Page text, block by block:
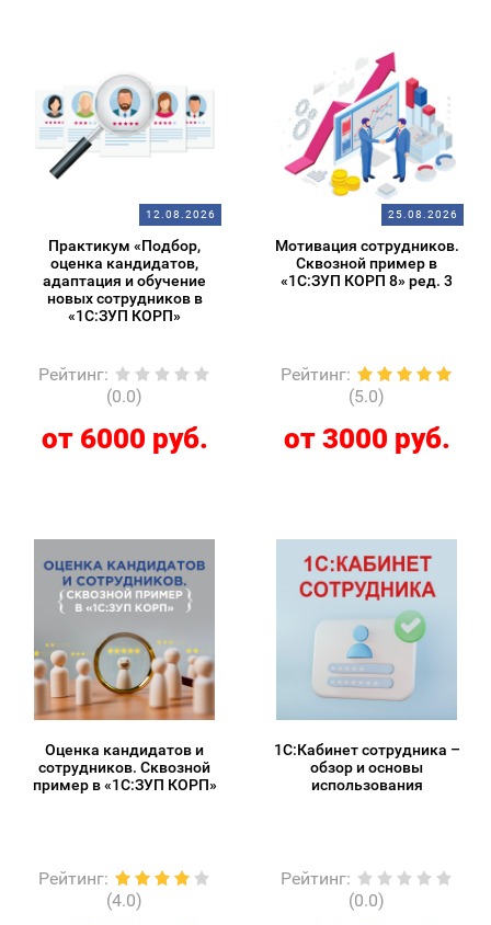
12.08.2026
Практикум «Подбор,
оценка кандидатов,
адаптация и обучение
новых сотрудников в
«1С:ЗУП КОРП»
Рейтинг:
(0.0)
от 6000 руб.
25.08.2026
Мотивация сотрудников.
Сквозной пример в
«1С:ЗУП КОРП 8» ред. 3
Рейтинг:
(5.0)
от 3000 руб.
Оценка кандидатов и
сотрудников. Сквозной
пример в «1С:ЗУП КОРП»
Рейтинг:
(4.0)
1С:Кабинет сотрудника –
обзор и основы
использования
Рейтинг:
(0.0)